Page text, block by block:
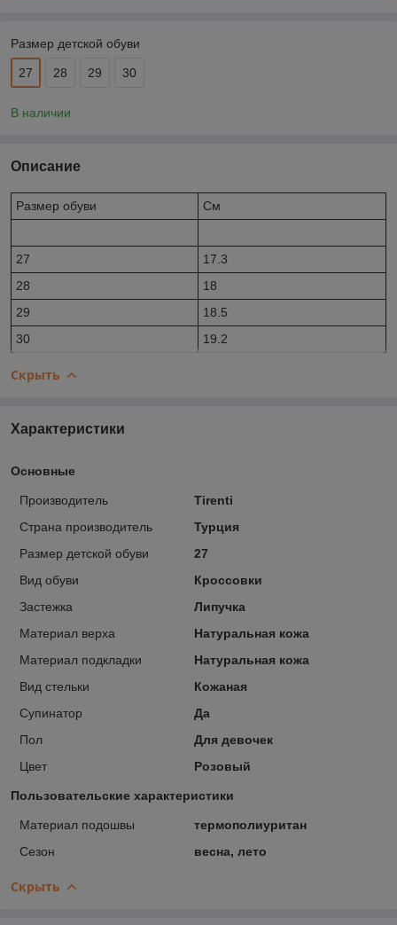
Размер детской обуви
27 28 29 30
В наличии
Описание
Размер обуви Cм
27
17.3
28
18
29
18.5
30
19.2
Скрыть
Характеристики
Основные
Производитель
Tirenti
Страна производитель
Турция
Размер детской обуви
27
Вид обуви
Кроссовки
Застежка
Липучка
Материал верха
Натуральная кожа
Материал подкладки
Натуральная кожа
Вид стельки
Кожаная
Супинатор
Да
Пол
Для девочек
Цвет
Розовый
Пользовательские характеристики
Материал подошвы
термополиуритан
Сезон
весна, лето
Скрыть